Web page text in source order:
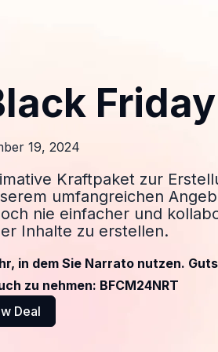
Friday
19, 2024
Kraftpaket zur
umfangreichen
nie einfacher und
Inhalte zu erstellen.
in dem Sie Narrato nutzen.
zu nehmen: BFCM24NRT
Deal